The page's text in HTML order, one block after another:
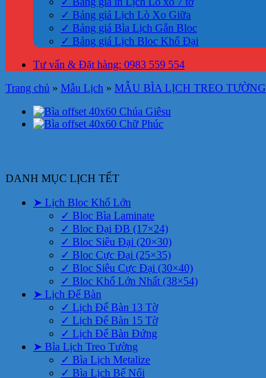
✓ Bảng giá Lịch Lò Xo Giữa
✓ Bảng giá Bìa Lịch Gắn Bloc
✓ Bảng giá Lịch Bloc Khổ Đại
Tư vấn & Đặt hàng: 0983 559 554
Trang chủ » Mẫu Lịch » MẪU BÌA LỊCH TREO TƯỜNG
DANH MỤC LỊCH TẾT
➤ Lịch Bloc Khổ Lớn
✓ Bloc Bìa Laminate
✓ Bloc Đại ĐB (17×24)
✓ Bloc Siêu Đại (20×30)
✓ Bloc Cực Đại (25×35)
✓ Bloc Siêu Cực Đại (30×40)
✓ Bloc Khổ Lớn Nhất (38×54)
➤ Lịch Để Bàn
✓ Lịch Để Bàn 13 Tờ
✓ Lịch Để Bàn 15 Tờ
✓ Lịch Để Bàn Đứng
➤ Bìa Lịch Treo Tường
✓ Bìa Lịch Metalize
✓ Bìa Lịch Bế Nổi